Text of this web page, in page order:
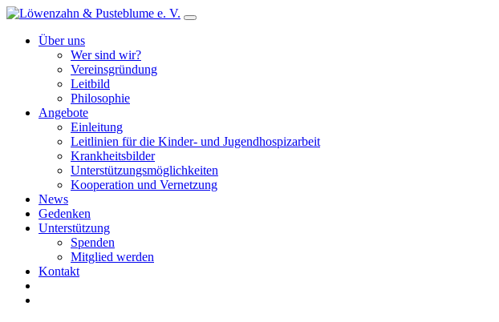
Über uns
Wer sind wir?
Vereinsgründung
Leitbild
Philosophie
Angebote
Einleitung
Leitlinien für die Kinder- und Jugendhospizarbeit
Krankheitsbilder
Unterstützungsmöglichkeiten
Kooperation und Vernetzung
News
Gedenken
Unterstützung
Spenden
Mitglied werden
Kontakt